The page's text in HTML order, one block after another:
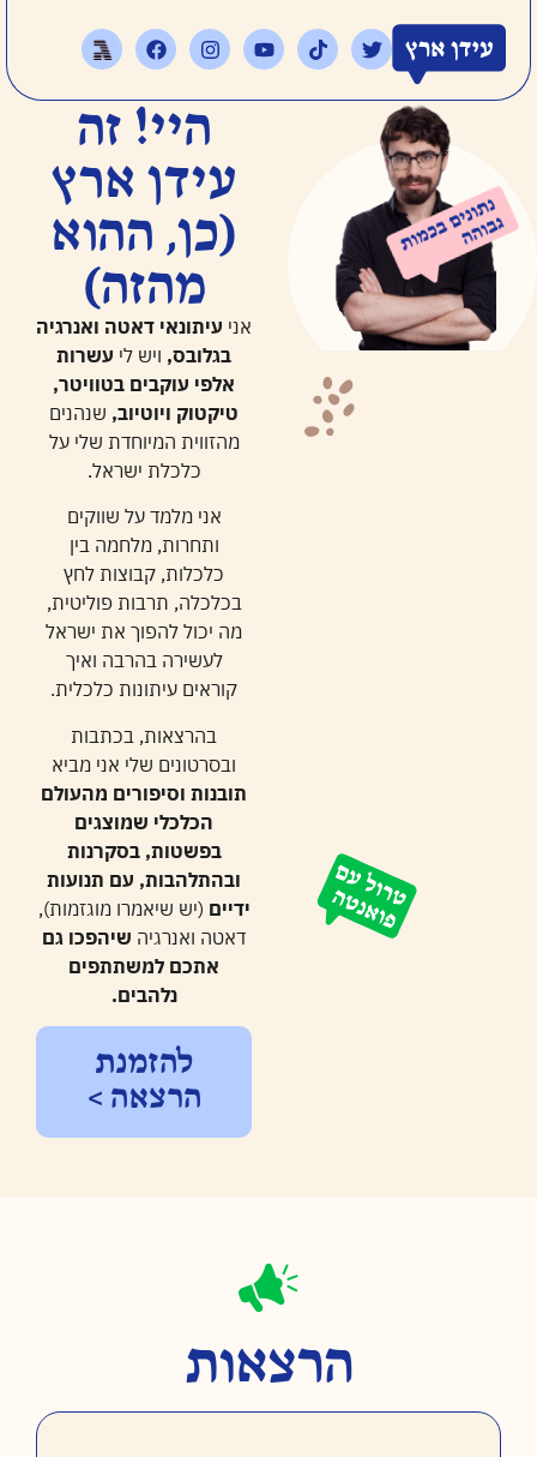
היי! זה
עידן ארץ
(כן, ההוא
מהזה)
אני עיתונאי דאטה ואנרגיה
בגלובס, ויש לי עשרות
אלפי עוקבים בטוויטר,
טיקטוק ויוטיוב, שנהנים
מהזווית המיוחדת שלי על
כלכלת ישראל.
אני מלמד על שווקים
ותחרות, מלחמה בין
כלכלות, קבוצות לחץ
בכלכלה, תרבות פוליטית,
מה יכול להפוך את ישראל
לעשירה בהרבה ואיך
קוראים עיתונות כלכלית.
בהרצאות, בכתבות
ובסרטונים שלי אני מביא
תובנות וסיפורים מהעולם
הכלכלי שמוצגים
בפשטות, בסקרנות
ובהתלהבות, עם תנועות
ידיים (יש שיאמרו מוגזמות),
דאטה ואנרגיה שיהפכו גם
אתכם למשתתפים
נלהבים.
להזמנת
הרצאה >
הרצאות